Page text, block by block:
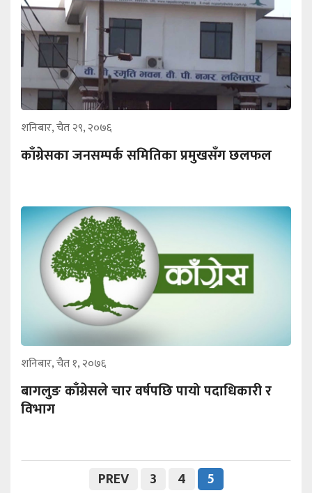
शनिबार, चैत २९, २०७६
काँग्रेसका जनसम्पर्क समितिका प्रमुखसँग छलफल
शनिबार, चैत १, २०७६
बागलुङ काँग्रेसले चार वर्षपछि पायो पदाधिकारी र
विभाग
PREV 3 4 5